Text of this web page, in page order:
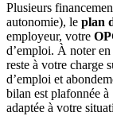
Plusieurs
autonomie), le plan
employeur, votre
d’emploi. À noter
reste à votre charge
d’emploi et
bilan est plafonnée
adaptée à votre